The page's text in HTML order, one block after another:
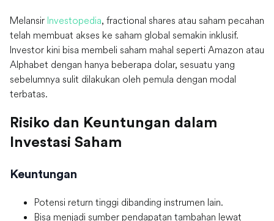
Melansir Investopedia, fractional shares atau saham pecahan
telah membuat akses ke saham global semakin inklusif.
Investor kini bisa membeli saham mahal seperti Amazon atau
Alphabet dengan hanya beberapa dolar, sesuatu yang
sebelumnya sulit dilakukan oleh pemula dengan modal
terbatas.
Risiko dan Keuntungan dalam
Investasi Saham
Keuntungan
Potensi return tinggi dibanding instrumen lain.
Bisa menjadi sumber pendapatan tambahan lewat